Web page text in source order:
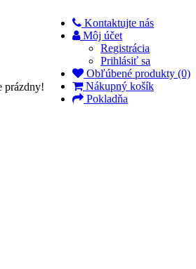
Kontaktujte nás
Môj účet
Registrácia
Prihlásiť sa
Obľúbené produkty (0)
Nákupný košík
Pokladňa
prázdny!